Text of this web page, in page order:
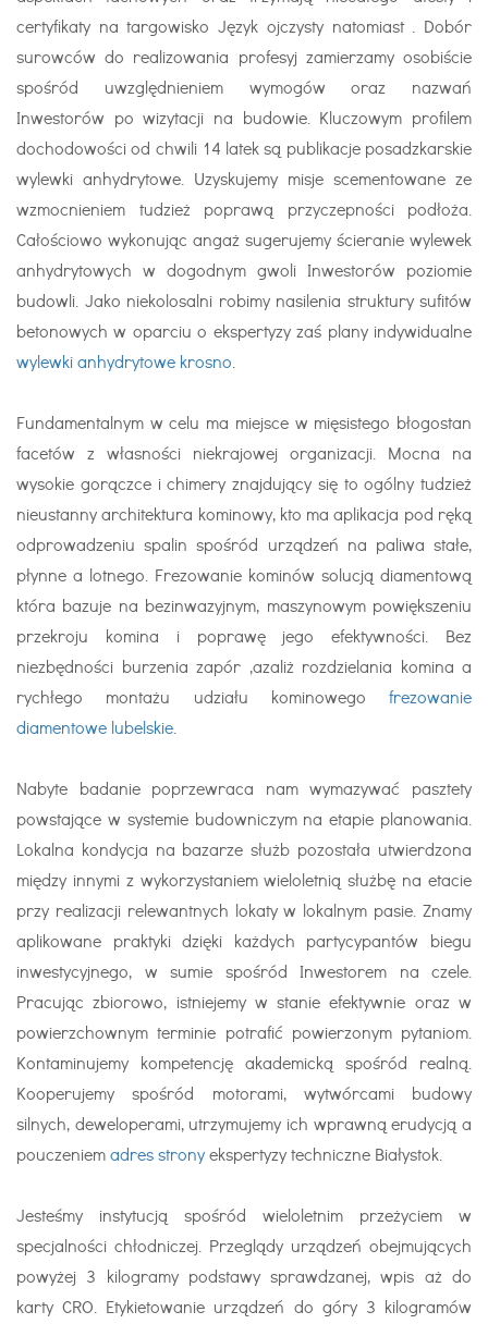
certyfikaty na targowisko Język ojczysty natomiast . Dobór
surowców do realizowania profesyj zamierzamy osobiście
spośród uwzględnieniem wymogów oraz nazwań
Inwestorów po wizytacji na budowie. Kluczowym profilem
dochodowości od chwili 14 latek są publikacje posadzkarskie
wylewki anhydrytowe. Uzyskujemy misje scementowane ze
wzmocnieniem tudzież poprawą przyczepności podłoża.
Całościowo wykonując angaż sugerujemy ścieranie wylewek
anhydrytowych w dogodnym gwoli Inwestorów poziomie
budowli. Jako niekolosalni robimy nasilenia struktury sufitów
betonowych w oparciu o ekspertyzy zaś plany indywidualne
wylewki anhydrytowe krosno
Fundamentalnym w celu ma miejsce w mięsistego błogostan
facetów z własności niekrajowej organizacji. Mocna na
wysokie gorączce i chimery znajdujący się to ogólny tudzież
nieustanny architektura kominowy, kto ma aplikacja pod ręką
odprowadzeniu spalin spośród urządzeń na paliwa stałe,
płynne a lotnego. Frezowanie kominów solucją diamentową
która bazuje na bezinwazyjnym, maszynowym powiększeniu
przekroju komina i poprawę jego efektywności. Bez
niezbędności burzenia zapór ,azaliż rozdzielania komina a
rychłego montażu udziału kominowego frezowanie
diamentowe lubelskie
Nabyte badanie poprzewraca nam wymazywać pasztety
powstające w systemie budowniczym na etapie planowania.
Lokalna kondycja na bazarze służb pozostała utwierdzona
między innymi z wykorzystaniem wieloletnią służbę na etacie
przy realizacji relewantnych lokaty w lokalnym pasie. Znamy
aplikowane praktyki dzięki każdych partycypantów biegu
inwestycyjnego, w sumie spośród Inwestorem na czele.
Pracując zbiorowo, istniejemy w stanie efektywnie oraz w
powierzchownym terminie potrafić powierzonym pytaniom.
Kontaminujemy kompetencję akademicką spośród realną.
Kooperujemy spośród motorami, wytwórcami budowy
silnych, deweloperami, utrzymujemy ich wprawną erudycją a
pouczeniemadres stronyekspertyzy techniczne Białystok.
Jesteśmy instytucją spośród wieloletnim przeżyciem w
specjalności chłodniczej. Przeglądy urządzeń obejmujących
powyżej 3 kilogramy podstawy sprawdzanej, wpis aż do
karty CRO. Etykietowanie urządzeń do góry 3 kilogramów